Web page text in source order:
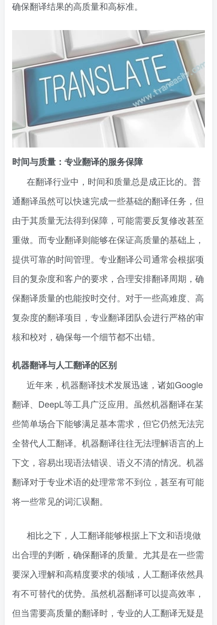
确保翻译结果的高质量和高标准。
时间与质量：专业翻译的服务保障
在翻译行业中，时间和质量总是成正比的。普
通翻译虽然可以快速完成一些基础的翻译任务，但
由于其质量无法得到保障，可能需要反复修改甚至
重做。而专业翻译则能够在保证高质量的基础上，
提供可靠的时间管理。专业翻译公司通常会根据项
目的复杂度和客户的要求，合理安排翻译周期，确
保翻译质量的也能按时交付。对于一些高难度、高
复杂度的翻译项目，专业翻译团队会进行严格的审
核和校对，确保每一个细节都不出错。
机器翻译与人工翻译的区别
近年来，机器翻译技术发展迅速，诸如Google
翻译、DeepL等工具广泛应用。虽然机器翻译在某
些简单场合下能够满足基本需求，但它仍然无法完
全替代人工翻译。机器翻译往往无法理解语言的上
下文，容易出现语法错误、语义不清的情况。机器
翻译对于专业术语的处理常常不到位，甚至有可能
将一些常见的词汇误翻。
相比之下，人工翻译能够根据上下文和语境做
出合理的判断，确保翻译的质量。尤其是在一些需
要深入理解和高精度要求的领域，人工翻译依然具
有不可替代的优势。虽然机器翻译可以提高效率，
但当需要高质量的翻译时，专业的人工翻译无疑是